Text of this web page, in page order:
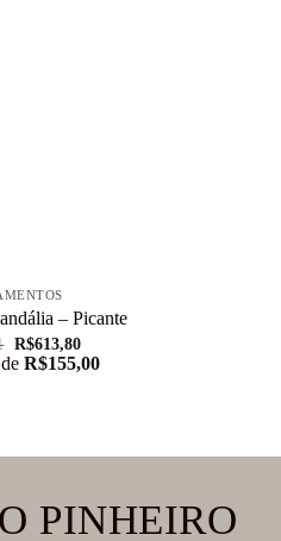
– Picante
O
preço
original
R$613,80O
preço
atual
R$155,00
PINHEIRO